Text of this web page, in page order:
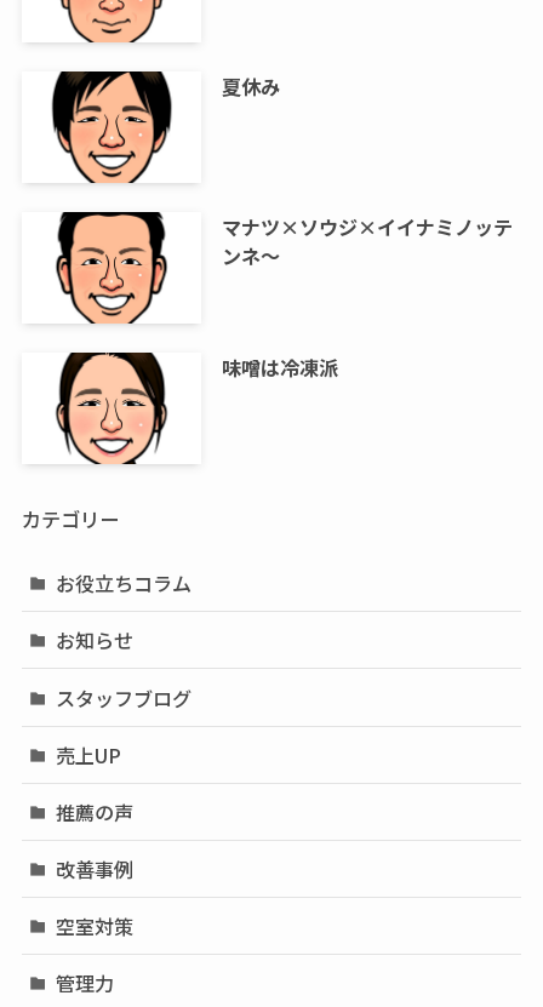
夏休み
マナツ×ソウジ×イイナミノッテ
ンネ～
味噌は冷凍派
カテゴリー
お役立ちコラム
お知らせ
スタッフブログ
売上UP
推薦の声
改善事例
空室対策
管理力